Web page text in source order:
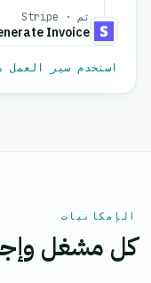
ثم · Stripe
Invoice
استخدم سير العمل
الإمكانيات
كل مشغل